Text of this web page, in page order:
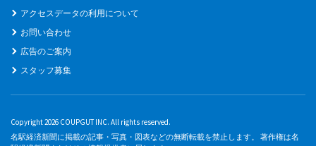
アクセスデータの利用について
お問い合わせ
広告のご案内
スタッフ募集
Copyright 2026 COUPGUT INC. All rights reserved.
名駅経済新聞に掲載の記事・写真・図表などの無断転載を禁止します。 著作権は名